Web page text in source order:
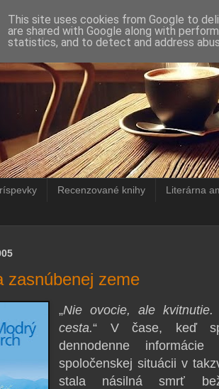
Recenzované knihy Literárna
zasnúbenej zeme
„Nie ovocie, ale
cesta.“ V čase, keď
dennodenne
spoločenskej situácii v
stala násilná smrť
This site uses cookies from Google to
are shared with Google along with
statistics, and to detect and address